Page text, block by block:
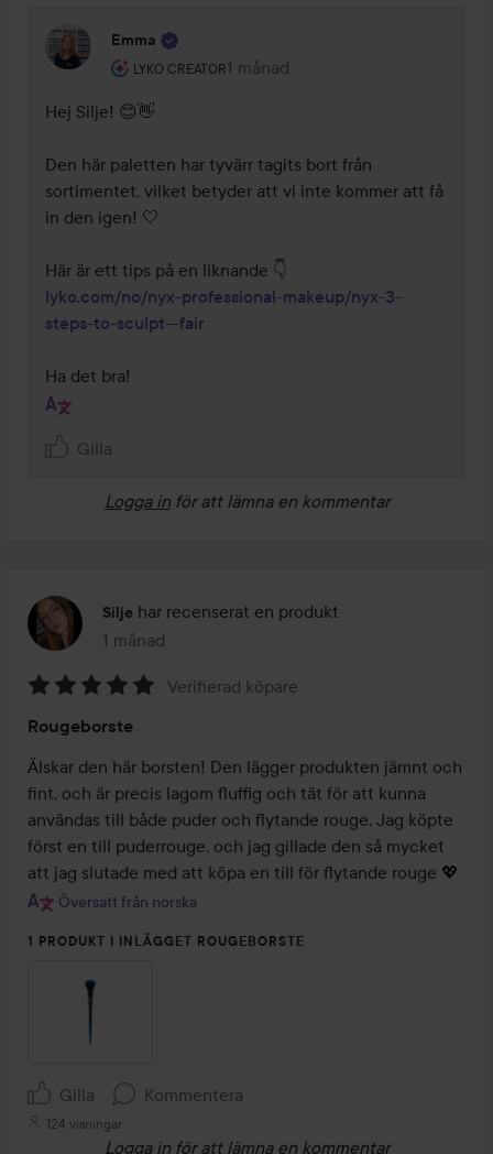
Emma
LYKO CREATOR
Användarens roll: Lyko Creator.
1 månad
Kommentaren lades 1 månad
Hej Silje! 😊👋
Den här paletten har tyvärr tagits bort från
sortimentet, vilket betyder att vi inte kommer att få
in den igen! 🤍
lyko.com/no/nyx-professional-makeup/nyx-3-
steps-to-sculpt---fair
Ha det bra!
Gilla
Logga in för att lämna en kommentar
Silje har recenserat en produkt
1 månad
Inlägget skapades 1 månad
5
av
5
Verifierad köpare
Rougeborste
Älskar den här borsten! Den lägger produkten jämnt och
fint, och är precis lagom fluffig och tät för att kunna
användas till både puder och flytande rouge. Jag köpte
först en till puderrouge, och jag gillade den så mycket
att jag slutade med att köpa en till för flytande rouge 💖
Översatt från norska
1 PRODUKT I INLÄGGET ROUGEBORSTE
Gilla Kommentera
124 visningar
Logga in för att lämna en kommentar